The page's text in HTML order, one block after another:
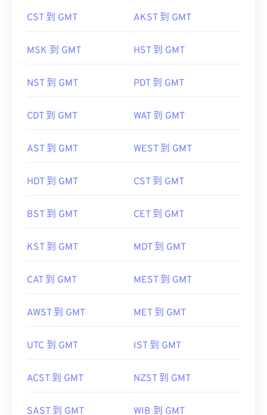
CST 到 GMT AKST 到 GMT
MSK 到 GMT HST 到 GMT
NST 到 GMT PDT 到 GMT
CDT 到 GMT WAT 到 GMT
AST 到 GMT WEST 到 GMT
HDT 到 GMT CST 到 GMT
BST 到 GMT CET 到 GMT
KST 到 GMT MDT 到 GMT
CAT 到 GMT MEST 到 GMT
AWST 到 GMT MET 到 GMT
UTC 到 GMT IST 到 GMT
ACST 到 GMT NZST 到 GMT
SAST 到 GMT WIB 到 GMT